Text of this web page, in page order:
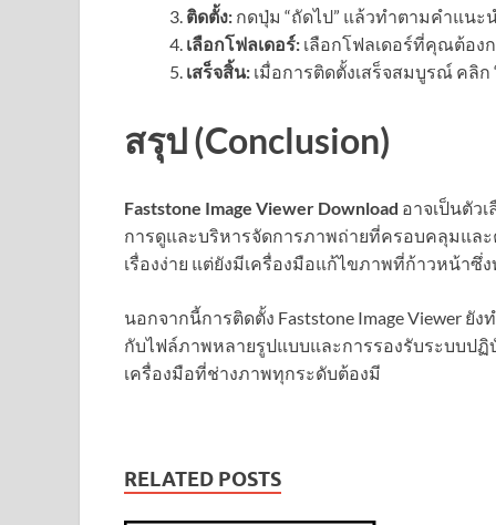
ติดตั้ง: กดปุ่ม “ถัดไป” แล้วทำตามคำแน
เลือกโฟลเดอร์: เลือกโฟลเดอร์ที่คุณต้องก
เสร็จสิ้น: เมื่อการติดตั้งเสร็จสมบูรณ์ คลิก
สรุป (Conclusion)
Faststone Image Viewer Download อาจเป็นตัว
การดูและบริหารจัดการภาพถ่ายที่ครอบคลุมแล
เรื่องง่าย แต่ยังมีเครื่องมือแก้ไขภาพที่ก้าวหน้าซึ่ง
นอกจากนี้การติดตั้ง Faststone Image Viewer
กับไฟล์ภาพหลายรูปแบบและการรองรับระบบปฏิ
เครื่องมือที่ช่างภาพทุกระดับต้องมี
RELATED POSTS